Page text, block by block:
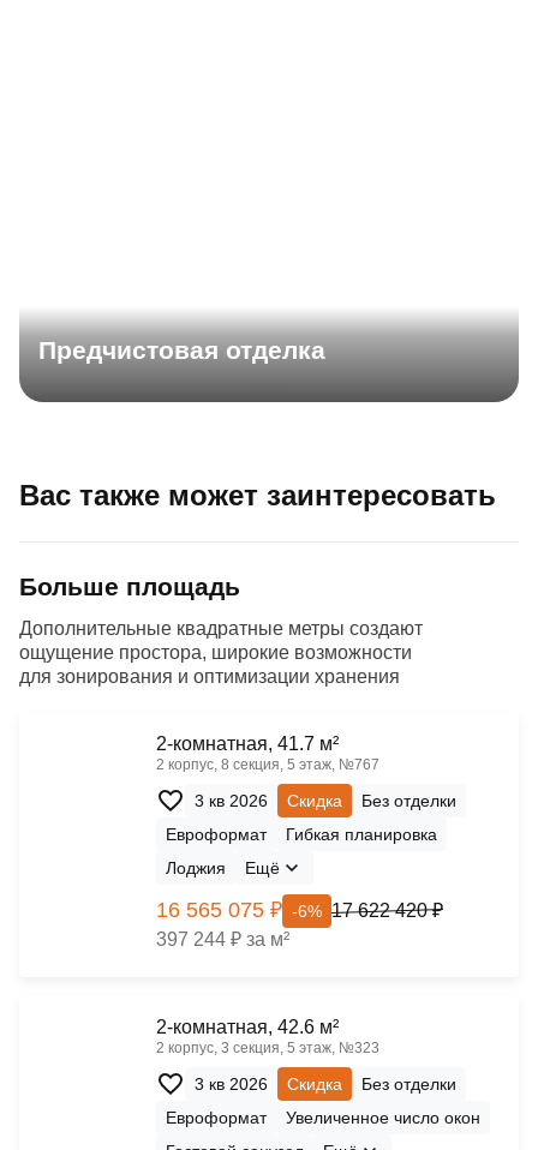
Предчистовая отделка
Вас также может заинтересовать
Больше площадь
Дополнительные квадратные метры создают
ощущение простора, широкие возможности
для зонирования и оптимизации хранения
2-комнатная, 41.7 м²
2 корпус, 8 секция, 5 этаж, №767
3 кв 2026 Скидка
Без отделки
Евроформат
Гибкая планировка
Лоджия
Ещё
16 565 075 ₽ -6% 17 622 420 ₽
397 244 ₽ за м²
2-комнатная, 42.6 м²
2 корпус, 3 секция, 5 этаж, №323
3 кв 2026 Скидка
Без отделки
Евроформат
Увеличенное число окон